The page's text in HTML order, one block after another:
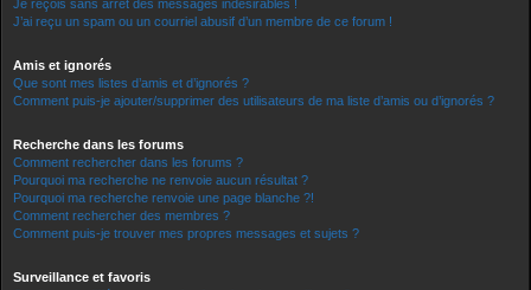
Je reçois sans arrêt des messages indésirables !
J’ai reçu un spam ou un courriel abusif d’un membre de ce forum !
Amis et ignorés
Que sont mes listes d’amis et d’ignorés ?
Comment puis-je ajouter/supprimer des utilisateurs de ma liste d’amis ou d’ignorés ?
Recherche dans les forums
Comment rechercher dans les forums ?
Pourquoi ma recherche ne renvoie aucun résultat ?
Pourquoi ma recherche renvoie une page blanche ?!
Comment rechercher des membres ?
Comment puis-je trouver mes propres messages et sujets ?
Surveillance et favoris